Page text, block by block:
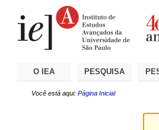
O IEA PESQUISA
Você está aqui: Página Inicial